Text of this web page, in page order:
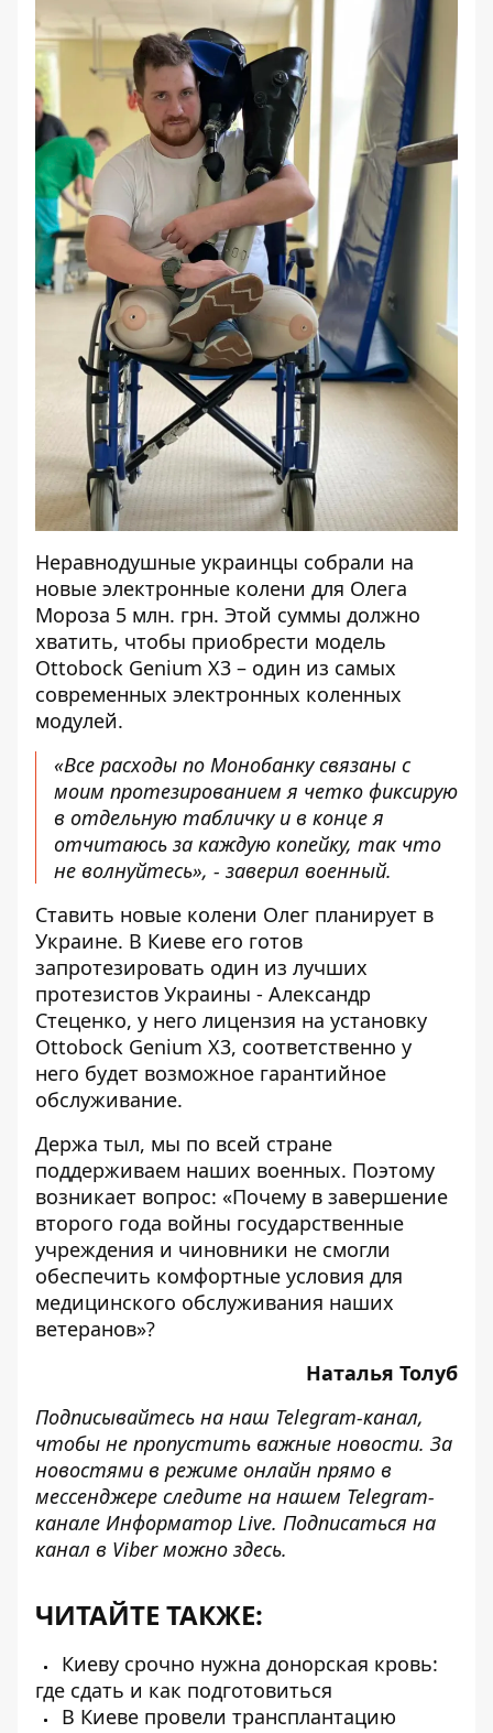
Неравнодушные украинцы собрали на
новые электронные колени для Олега
Мороза 5 млн. грн. Этой суммы должно
хватить, чтобы приобрести модель
Ottobock Genium X3 – один из самых
современных электронных коленных
модулей.
«Все расходы по Монобанку связаны с
моим протезированием я четко фиксирую
в отдельную табличку и в конце я
отчитаюсь за каждую копейку, так что
не волнуйтесь», - заверил военный.
Ставить новые колени Олег планирует в
Украине. В Киеве его готов
запротезировать один из лучших
протезистов Украины - Александр
Стеценко, у него лицензия на установку
Ottobock Genium X3, соответственно у
него будет возможное гарантийное
обслуживание.
Держа тыл, мы по всей стране
поддерживаем наших военных. Поэтому
возникает вопрос: «Почему в завершение
второго года войны государственные
учреждения и чиновники не смогли
обеспечить комфортные условия для
медицинского обслуживания наших
ветеранов»?
Наталья Толуб
Подписывайтесь на наш Telegram-канал,
чтобы не пропустить важные новости. За
новостями в режиме онлайн прямо в
мессенджере следите на нашем Telegram-
канале Информатор Live. Подписаться на
канал в Viber можно здесь.
ЧИТАЙТЕ ТАКЖЕ:
Киеву срочно нужна донорская кровь:
где сдать и как подготовиться
В Киеве провели трансплантацию